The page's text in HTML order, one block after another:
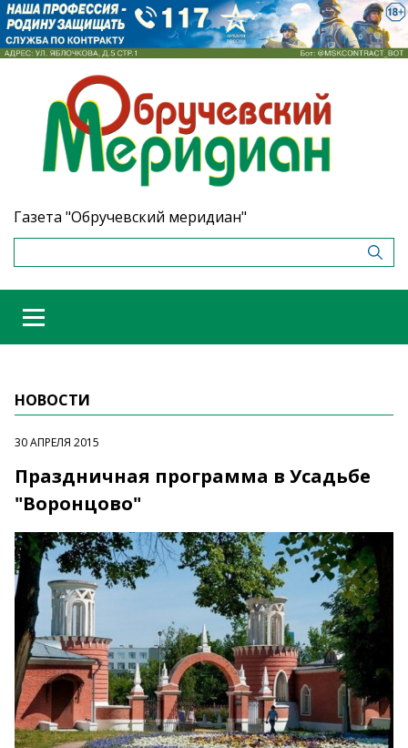
Газета "Обручевский меридиан"
НОВОСТИ
30 АПРЕЛЯ 2015
Праздничная программа в Усадьбе
"Воронцово"